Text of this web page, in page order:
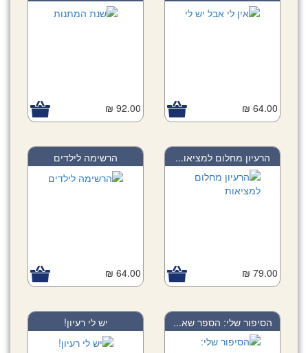
64.00 ₪
92.00 ₪
הרעיון מחלום למציאו...
79.00 ₪
הרשימה לילדים
64.00 ₪
הסיפור שלי: הספר שא... יש לי רעיון!